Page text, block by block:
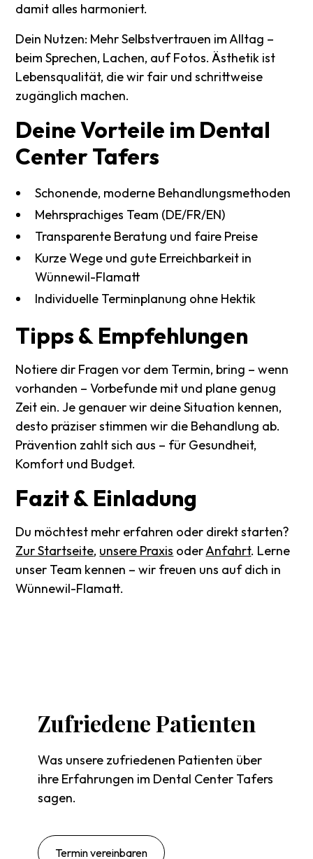
damit alles harmoniert.
Dein Nutzen: Mehr Selbstvertrauen im Alltag –
beim Sprechen, Lachen, auf Fotos. Ästhetik ist
Lebensqualität, die wir fair und schrittweise
zugänglich machen.
DeineVorteile im Dental
CenterTafers
Schonende, moderne Behandlungsmethoden
Mehrsprachiges Team (DE/FR/EN)
Transparente Beratung und faire Preise
Kurze Wege und gute Erreichbarkeit in
Wünnewil-Flamatt
Individuelle Terminplanung ohne Hektik
Tipps & Empfehlungen
Notiere dir Fragen vor dem Termin, bring – wenn
vorhanden – Vorbefunde mit und plane genug
Zeit ein. Je genauer wir deine Situation kennen,
desto präziser stimmen wir die Behandlung ab.
Prävention zahlt sich aus – für Gesundheit,
Komfort und Budget.
Fazit& Einladung
Du möchtest mehr erfahren oder direkt starten?
Zur Startseite, unsere Praxis oderAnfahrt. Lerne
unser Team kennen – wir freuen uns auf dich in
Wünnewil-Flamatt.
ZufriedenePatienten
Was unsere zufriedenen Patienten über
ihre Erfahrungen im Dental Center Tafers
sagen.
Termin vereinbaren